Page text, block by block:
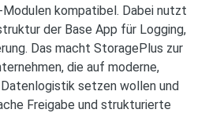
Modulen kompatibel. Dabei nutzt
der Base App für Logging,
Das macht StoragePlus zur
die auf moderne,
setzen wollen und
Freigabe und strukturierte